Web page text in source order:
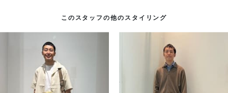
このスタッフの他のスタイリング